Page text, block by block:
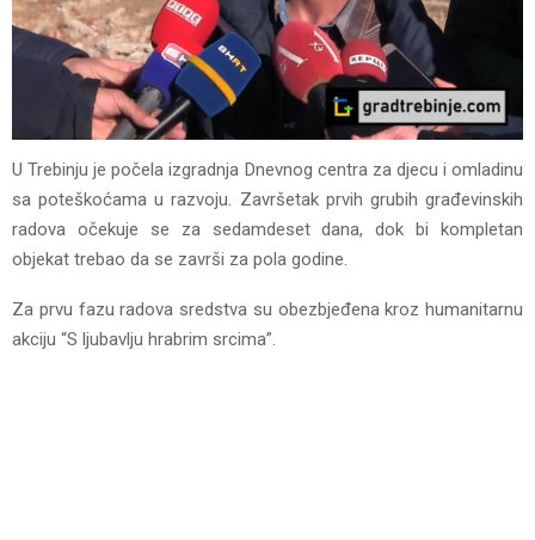
U Trebinju je počela izgradnja Dnevnog centra za djecu i omladinu
sa poteškoćama u razvoju. Završetak prvih grubih građevinskih
radova očekuje se za sedamdeset dana, dok bi kompletan
objekat trebao da se završi za pola godine.
Za prvu fazu radova sredstva su obezbjeđena kroz humanitarnu
akciju “S ljubavlju hrabrim srcima”.